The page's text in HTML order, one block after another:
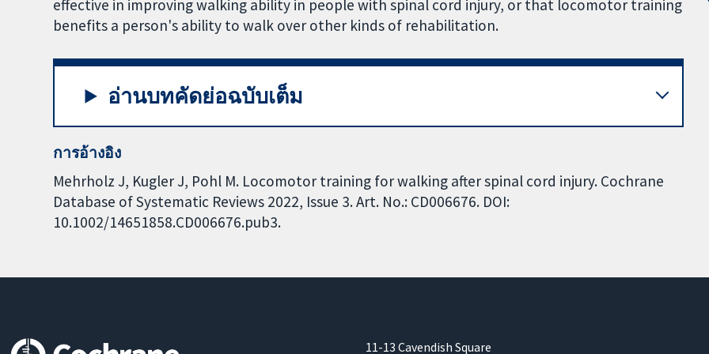
effective in improving walking ability in people with spinal cord injury, or that locomotor training
benefits a person's ability to walk over other kinds of rehabilitation.
อ่านบทคัดย่อฉบับเต็ม
การอ้างอิง
Mehrholz J, Kugler J, Pohl M. Locomotor training for walking after spinal cord injury. Cochrane
Database of Systematic Reviews 2022, Issue 3. Art. No.: CD006676. DOI:
10.1002/14651858.CD006676.pub3.
11-13 Cavendish Square